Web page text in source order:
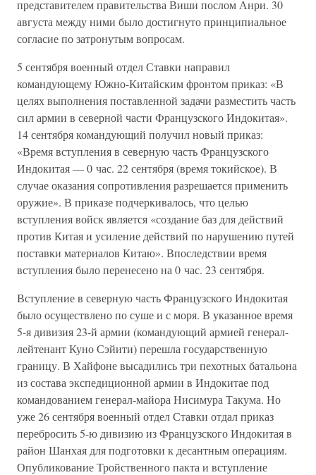
представителем правительства Виши послом Анри. 30
августа между ними было достигнуто принципиальное
согласие по затронутым вопросам.
5 сентября военный отдел Ставки направил
командующему Южно-Китайским фронтом приказ: «В
целях выполнения поставленной задачи разместить часть
сил армии в северной части Французского Индокитая».
14 сентября командующий получил новый приказ:
«Время вступления в северную часть Французского
Индокитая — 0 час. 22 сентября (время токийское). В
случае оказания сопротивления разрешается применить
оружие». В приказе подчеркивалось, что целью
вступления войск является «создание баз для действий
против Китая и усиление действий по нарушению путей
поставки материалов Китаю». Впоследствии время
вступления было перенесено на 0 час. 23 сентября.
Вступление в северную часть Французского Индокитая
было осуществлено по суше и с моря. В указанное время
5-я дивизия 23-й армии (командующий армией генерал-
лейтенант Куно Сэйити) перешла государственную
границу. В Хайфоне высадились три пехотных батальона
из состава экспедиционной армии в Индокитае под
командованием генерал-майора Нисимура Такума. Но
уже 26 сентября военный отдел Ставки отдал приказ
перебросить 5-ю дивизию из Французского Индокитая в
район Шанхая для подготовки к десантным операциям.
Опубликование Тройственного пакта и вступление